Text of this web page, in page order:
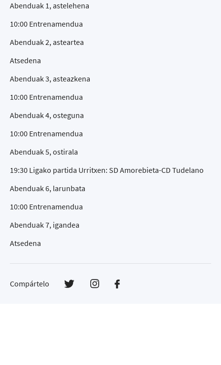
Abenduak 1, astelehena
10:00 Entrenamendua
Abenduak 2, asteartea
Atsedena
Abenduak 3, asteazkena
10:00 Entrenamendua
Abenduak 4, osteguna
10:00 Entrenamendua
Abenduak 5, ostirala
19:30 Ligako partida Urritxen: SD Amorebieta-CD Tudelano
Abenduak 6, larunbata
10:00 Entrenamendua
Abenduak 7, igandea
Atsedena
Compártelo